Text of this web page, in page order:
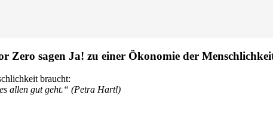
Zero sagen Ja! zu einer Ökonomie der
braucht:
allen gut geht.“ (Petra Hartl)